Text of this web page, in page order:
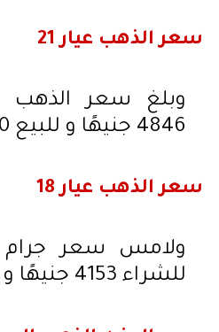
سعر الذهب عيار 21
4846 جنيهًا و للبيع 4850 جنيهًا.
سعر الذهب عيار 18
للشراء 4153 جنيهًا و للبيع 4157 جنيه.